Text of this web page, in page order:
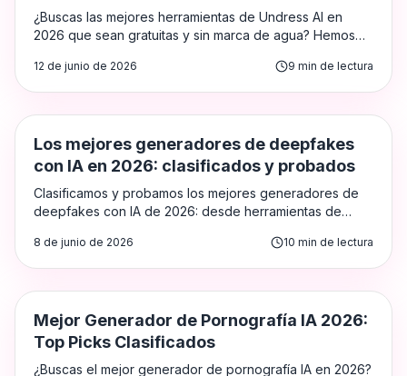
¿Buscas las mejores herramientas de Undress AI en
2026 que sean gratuitas y sin marca de agua? Hemos
no tengas que hacerlo.
12 de junio de 2026 9 min de lectura
Los mejores generadores de deepfakes
con IA en 2026: clasificados y probados
Clasificamos y probamos los mejores generadores de
deepfakes con IA de 2026: desde herramientas de
NSFW. Aquí te mostramos exactamente qué funciona,
qué no y qué vale realmente tu dinero.
8 de junio de 2026 10 min de lectura
Mejor Generador de Pornografía IA 2026:
Top Picks Clasificados
¿Buscas el mejor generador de pornografía IA en 2026?